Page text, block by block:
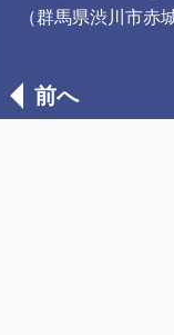
（群馬県渋川市赤
前へ